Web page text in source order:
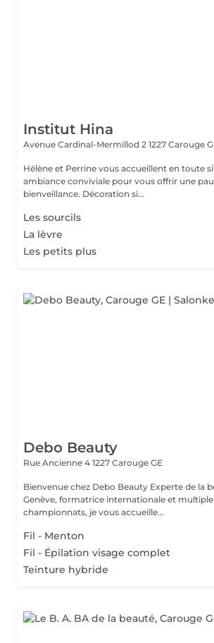
Institut Hina
Avenue Cardinal-Mermillod 2 1227 Carouge
Hélène et Perrine vous accueillent en toute
ambiance conviviale pour vous offrir une
bienveillance. Décoration si...
Les sourcils
La lèvre
Les petits plus
Debo Beauty
Rue Ancienne 4 1227 Carouge GE
Bienvenue chez Debo Beauty Experte de la beauté du regard à
Genève, formatrice internationale et
championnats, je vous accueille...
Fil - Menton
Fil - Épilation visage complet
Teinture hybride